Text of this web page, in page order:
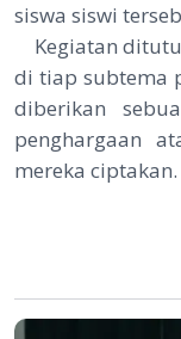
siswa siswi
Kegiatan
di tiap subtema
diberikan
penghargaan
mereka ciptakan.